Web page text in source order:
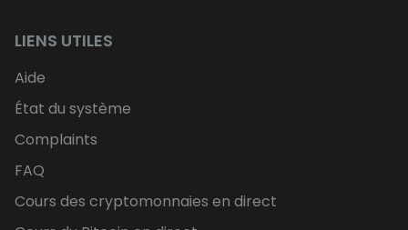
LIENS UTILES
Aide
État du système
Complaints
FAQ
Cours des cryptomonnaies en direct